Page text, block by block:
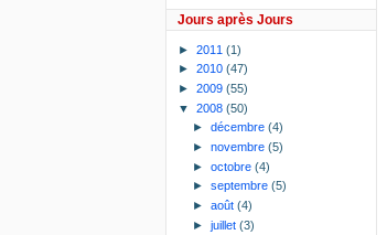
Jours après Jours
► 2011 (1)
► 2010 (47)
► 2009 (55)
▼ 2008 (50)
► décembre (4)
► novembre (5)
► octobre (4)
► septembre (5)
► août (4)
► juillet (3)